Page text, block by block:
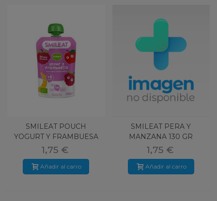
SMILEAT POUCH
YOGURT Y FRAMBUESA
100 G
1,75 €
Añadir al carro
SMILEAT PERA Y
MANZANA 130 GR
1,75 €
Añadir al carro